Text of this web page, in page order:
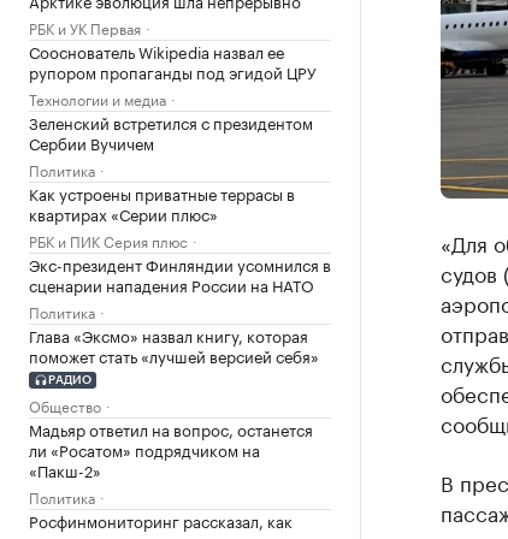
РБК и УК Первая
Сооснователь Wikipedia назвал ее
рупором пропаганды под эгидой ЦРУ
Технологии и медиа
Зеленский встретился с президентом
Сербии Вучичем
Политика
Как устроены приватные террасы в
квартирах «Серии плюс»
РБК и ПИК Серия плюс
Экс-президент Финляндии усомнился в
сценарии нападения России на НАТО
Политика
Глава «Эксмо» назвал книгу, которая
поможет стать «лучшей версией себя»
РАДИО
Общество
Мадьяр ответил на вопрос, останется
ли «Росатом» подрядчиком на
«Пакш-2»
Политика
Росфинмониторинг рассказал, как
«Для
судов
В